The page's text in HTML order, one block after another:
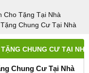
Cho Tặng Tại Nhà
Chung Cư Tại Nhà
CHUNG CƯ TẠI NHÀ
Chung Cư Tại Nhà